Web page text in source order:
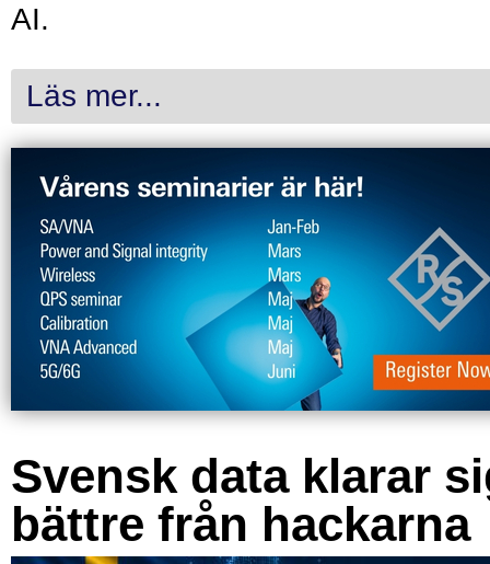
AI.
Läs mer...
Svensk data klarar
bättre från hackarna